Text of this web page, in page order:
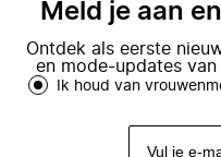
Meld je aan
Ontdek als eerste
en mode-updates
Ik houd van